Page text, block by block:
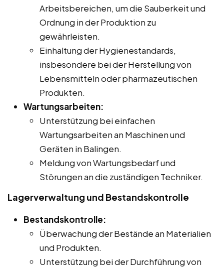
Arbeitsbereichen, um die Sauberkeit und
Ordnung in der Produktion zu
gewährleisten.
Einhaltung der Hygienestandards,
insbesondere bei der Herstellung von
Lebensmitteln oder pharmazeutischen
Produkten.
Wartungsarbeiten:
Unterstützung bei einfachen
Wartungsarbeiten an Maschinen und
Geräten in Balingen.
Meldung von Wartungsbedarf und
Störungen an die zuständigen Techniker.
Lagerverwaltung und Bestandskontrolle
Bestandskontrolle:
Überwachung der Bestände an Materialien
und Produkten.
Unterstützung bei der Durchführung von